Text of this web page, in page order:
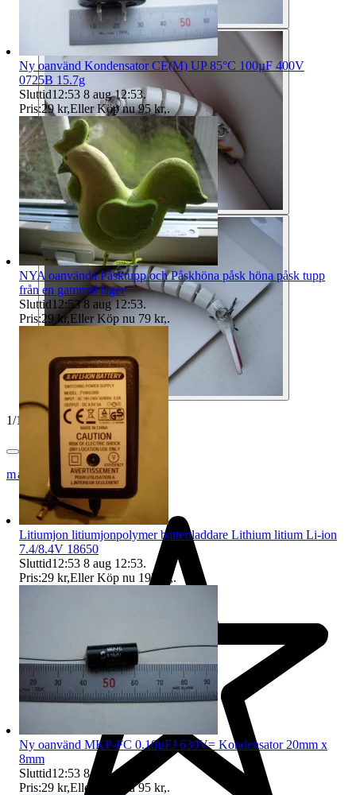
1/12
markku a
Ny oanvänd Kondensator CE(M) UP 85°C 100µF 400V
0725B 15.7g
Sluttid12:53 8 aug 12:53.
Pris:29 kr,Eller Köp nu 95 kr,.
NYA oanvända Påsktupp och Påskhöna påsk höna påsk tupp
från en gammal lager
Sluttid12:53 8 aug 12:53.
Pris:29 kr,Eller Köp nu 79 kr,.
Litiumjon litiumjonpolymer batteriladdare Lithium litium Li-ion
7.4/8.4V 18650
Sluttid12:53 8 aug 12:53.
Pris:29 kr,Eller Köp nu 195 kr ,.
Ny oanvänd MKP-FC 0.10µFJ 630V= Kondensator 20mm x
8mm
Sluttid12:53 8 aug 12:53
Pris:29 kr,Eller Köp nu 95 kr,.